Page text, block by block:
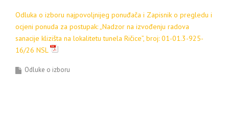
Odluka o izboru najpovoljnijeg ponuđača i Zapisnik o pregledu i
ocjeni ponuda za postupak: „Nadzor na izvođenju radova
sanacije klizišta na lokalitetu tunela Ričice”, broj: 01-01.3-925-
16/26 NSL
Odluke o izboru